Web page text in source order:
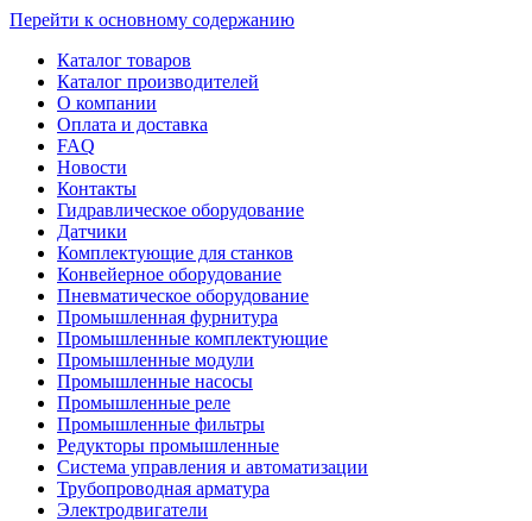
Перейти к основному содержанию
Каталог товаров
Каталог производителей
О компании
Оплата и доставка
FAQ
Новости
Контакты
Гидравлическое оборудование
Датчики
Комплектующие для станков
Конвейерное оборудование
Пневматическое оборудование
Промышленная фурнитура
Промышленные комплектующие
Промышленные модули
Промышленные насосы
Промышленные реле
Промышленные фильтры
Редукторы промышленные
Система управления и автоматизации
Трубопроводная арматура
Электродвигатели